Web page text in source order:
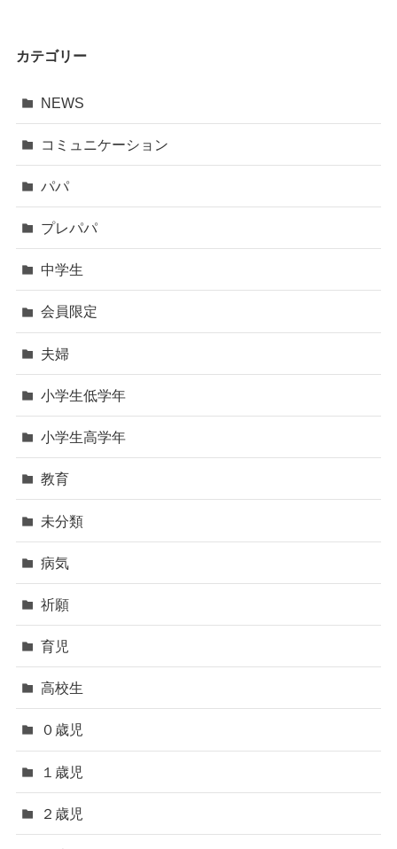
カテゴリー
NEWS
コミュニケーション
パパ
プレパパ
中学生
会員限定
夫婦
小学生低学年
小学生高学年
教育
未分類
病気
祈願
育児
高校生
０歳児
１歳児
２歳児